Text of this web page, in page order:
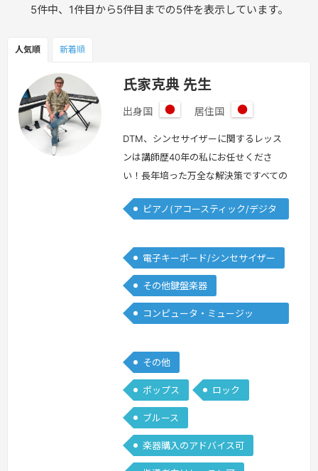
5件中、1件目から5件目までの5件を表示しています。
人気順 新着順
氏家克典 先生
出身国
本
居住国
本
DTM、シンセサイザーに関するレッス
ンは講師歴40年の私にお任せくださ
い！長年培った万全な解決策ですべての
＞学生時代より数々のコンテストに出場
プ、スタジオミュージシャンなど本格的
プロ活動をスタート。音楽コンサルティ
ング、音楽ソフトウエア企画制作、音楽
教室運営、作編曲、プロデュース、国
内/海外デモンストレーション、研修、
ピアノ(アコースティック/デジタ
電子キーボード/シンセサイザー
その他鍵盤楽器
コンピュータ・ミュージッ
その他
ポップス ロック
ブルース
楽器購入のアドバイス可